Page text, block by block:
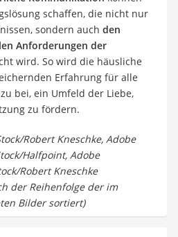
schaffen, die nicht nur
sondern auch den
Anforderungen der
wird. So wird die häusliche
Erfahrung für alle
bei, ein Umfeld der Liebe,
zu fördern.
Robert Kneschke, Adobe
Halfpoint, Adobe
Robert Kneschke
der Reihenfolge der im
Bilder sortiert)